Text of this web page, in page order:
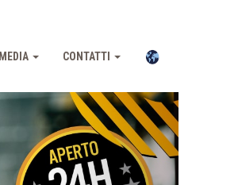
MEDIA CONTATTI
Pross